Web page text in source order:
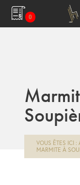
0
VOUS ÊTES ICI :
MARMITE À